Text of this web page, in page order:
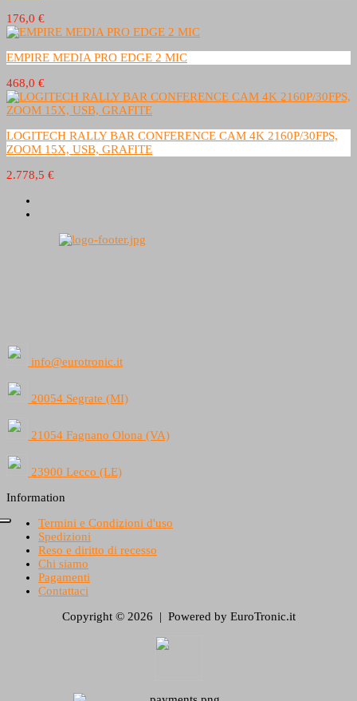
176,0 €
EMPIRE MEDIA PRO EDGE 2 MIC
468,0 €
LOGITECH RALLY BAR CONFERENCE CAM 4K 2160P/30FPS,
ZOOM 15X, USB, GRAFITE
2.778,5 €
info@eurotronic.it
20054 Segrate (MI)
21054 Fagnano Olona (VA)
23900 Lecco (LE)
Information
Termini e Condizioni d'uso
Spedizioni
Reso e diritto di recesso
Chi siamo
Pagamenti
Contattaci
Copyright © 2026 | Powered by EuroTronic.it